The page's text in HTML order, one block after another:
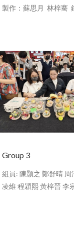
製作：蘇思月 林梓騫
Group 3
組員: 陳顥之 鄭舒晴 周
凌維 程穎熙 黃梓晉 李
Facebook
TwitterWhatsApp